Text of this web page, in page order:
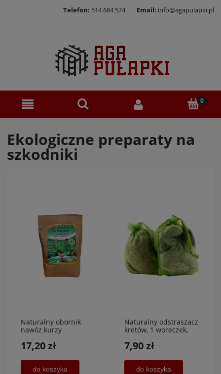
Telefon: 514 684 574 Email: info@agapulapki.pl
Ekologiczne preparaty na
szkodniki
Naturalny obornik
nawóz kurzy
RAPAX
17,20 zł
do koszyka
Naturalny odstraszacz
kretów, 1 woreczek,
7,90 zł
do koszyka